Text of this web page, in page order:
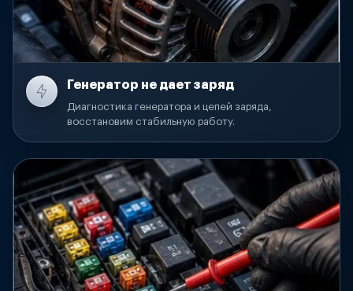
Генератор не дает заряд
Диагностика генератора и цепей заряда,
восстановим стабильную работу.